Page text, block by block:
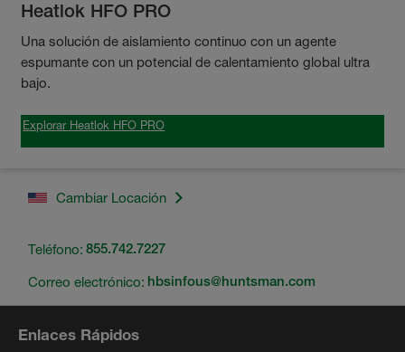
Heatlok HFO PRO
Una solución de aislamiento continuo con un agente
espumante con un potencial de calentamiento global ultra
bajo.
Explorar Heatlok HFO PRO
Cambiar Locación
Teléfono: 855.742.7227
Correo electrónico: hbsinfous@huntsman.com
Enlaces Rápidos